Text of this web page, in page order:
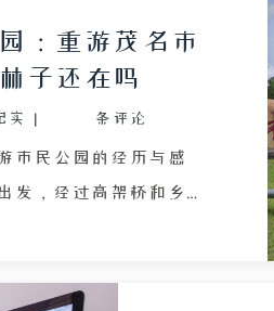
氧化苹果汁
为奶奶购置
到对长辈的
的遗憾，并
戚们的关系
变故的无奈
常生活细节
：重游茂名市
子还在吗
实 | 条评论
市民公园的经历与感
发，经过高架桥和乡
缓解。文中描述了形似